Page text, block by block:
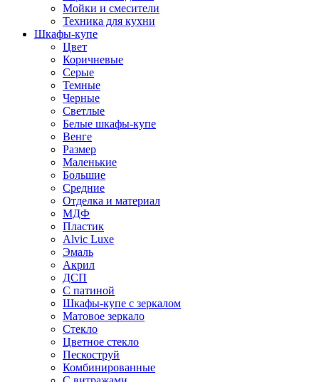
Мойки и смесители
Техника для кухни
Шкафы-купе
Цвет
Коричневые
Серые
Темные
Черные
Светлые
Белые шкафы-купе
Венге
Размер
Маленькие
Большие
Средние
Отделка и материал
МДФ
Пластик
Alvic Luxe
Эмаль
Акрил
ДСП
С патиной
Шкафы-купе с зеркалом
Матовое зеркало
Стекло
Цветное стекло
Пескоструй
Комбинированные